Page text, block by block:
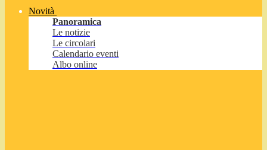
Novità
Panoramica
Le notizie
Le circolari
Calendario eventi
Albo online